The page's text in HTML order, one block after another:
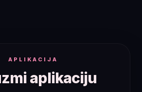
APLIKACIJA
aplikaciju